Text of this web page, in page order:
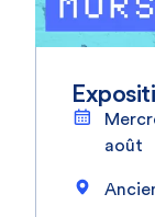
août